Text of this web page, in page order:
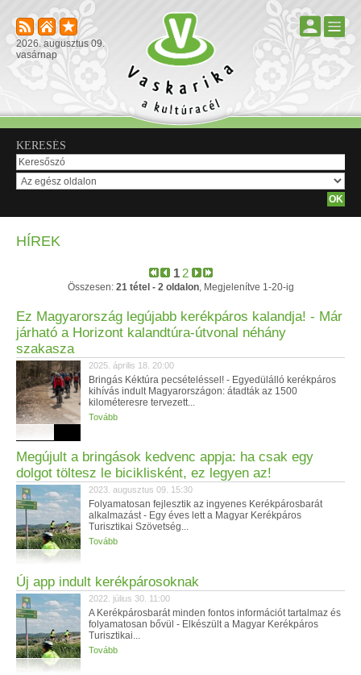
2026. augusztus 09.
vasárnap
KERESÉS
HÍREK
1 2
Összesen: 21 tétel - 2 oldalon, Megjelenítve 1-20-ig
Ez Magyarország legújabb kerékpáros kalandja! - Már
járható a Horizont kalandtúra-útvonal néhány
szakasza
2025. április 18. 20:00
Bringás Kéktúra pecsételéssel! - Egyedülálló kerékpáros
kihívás indult Magyarországon: átadták az 1500
kilométeresre tervezett...
Tovább
Megújult a bringások kedvenc appja: ha csak egy
dolgot töltesz le biciklisként, ez legyen az!
2023. augusztus 09. 15:30
Folyamatosan fejlesztik az ingyenes Kerékpárosbarát
alkalmazást - Egy éves lett a Magyar Kerékpáros
Turisztikai Szövetség...
Tovább
Új app indult kerékpárosoknak
2022. július 30. 11:00
A Kerékpárosbarát minden fontos információt tartalmaz és
folyamatosan bővül - Elkészült a Magyar Kerékpáros
Turisztikai...
Tovább